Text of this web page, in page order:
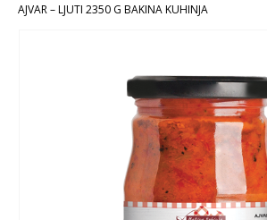
AJVAR – LJUTI 2350 G BAKINA KUHINJA